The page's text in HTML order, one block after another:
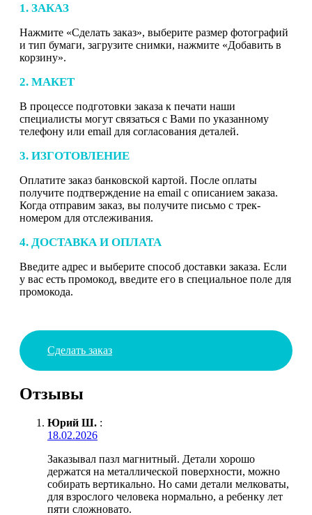
1. ЗАКАЗ
Нажмите «Сделать заказ», выберите размер фотографий
и тип бумаги, загрузите снимки, нажмите «Добавить в
корзину».
2. МАКЕТ
В процессе подготовки заказа к печати наши
специалисты могут связаться с Вами по указанному
телефону или email для согласования деталей.
3. ИЗГОТОВЛЕНИЕ
Оплатите заказ банковской картой. После оплаты
получите подтверждение на email с описанием заказа.
Когда отправим заказ, вы получите письмо с трек-
номером для отслеживания.
4. ДОСТАВКА И ОПЛАТА
Введите адрес и выберите способ доставки заказа. Если
у вас есть промокод, введите его в специальное поле для
промокода.
Сделать заказ
Отзывы
Юрий Ш. :
18.02.2026
Заказывал пазл магнитный. Детали хорошо
держатся на металлической поверхности, можно
собирать вертикально. Но сами детали мелковаты,
для взрослого человека нормально, а ребенку лет
пяти сложновато.